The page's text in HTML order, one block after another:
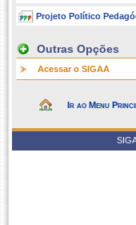
Projeto Político
Outras Opções
Acessar o SIGAA
Ir ao Menu